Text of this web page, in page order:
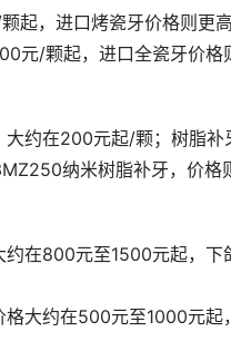
，进口烤瓷牙价格则更高
元/颗起，进口全瓷牙价格
大约在200元起/颗；树脂补
纳米树脂补牙，价格
约在800元至1500元起，下
格大约在500元至1000元起